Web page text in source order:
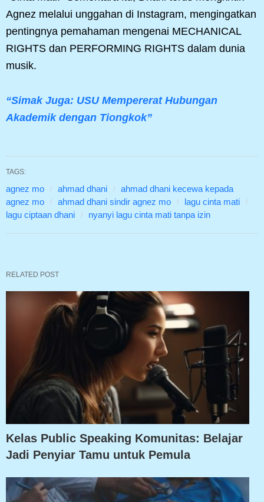
Agnez melalui unggahan di Instagram, mengingatkan
pentingnya pemahaman mengenai MECHANICAL
RIGHTS dan PERFORMING RIGHTS dalam dunia
musik.
“Simak Juga: USU Mempererat Hubungan
Akademik dengan Tiongkok”
TAGS:
agnez mo ahmad dhani
ahmad dhani kecewa kepada
agnez mo
ahmad dhani sindir agnez mo
lagu cinta mati
lagu ciptaan dhani
nyanyi lagu cinta mati tanpa izin
RELATED POST
Kelas Public Speaking Komunitas: Belajar
Jadi Penyiar Tamu untuk Pemula